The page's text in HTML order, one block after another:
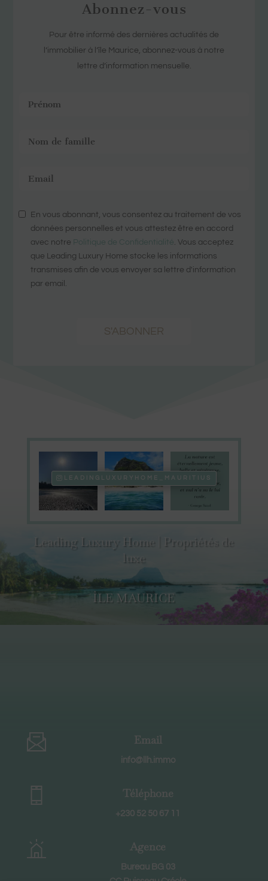
Abonnez-vous
Pour être informé des dernières actualités de
l’immobilier à l’île Maurice, abonnez-vous à notre
lettre d’information mensuelle.
En vous abonnant, vous consentez au traitement de vos
données personnelles et vous attestez être en accord
avec notre Politique de Confidentialité. Vous acceptez
que Leading Luxury Home stocke les informations
transmises afin de vous envoyer sa lettre d'information
par email.
S'ABONNER
LEADINGLUXURYHOME_MAURITIUS
Leading Luxury Home | Propriétés de
luxe
ÎLE MAURICE
Email
info@llh.immo
Téléphone
+230 52 50 67 11
Agence
Bureau BG 03